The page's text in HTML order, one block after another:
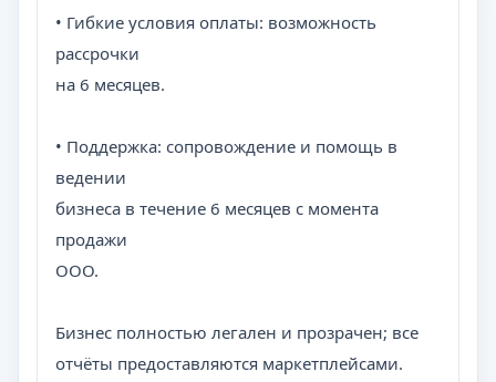
• Гибкие условия оплаты: возможность
рассрочки
на 6 месяцев.
• Поддержка: сопровождение и помощь в
ведении
бизнеса в течение 6 месяцев с момента
продажи
ООО.
Бизнес полностью легален и прозрачен; все
отчёты предоставляются маркетплейсами.